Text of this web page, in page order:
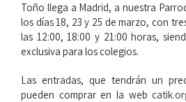
Toño llega a Madrid, a nuestra
los días 18, 23 y 25 de marzo, con
las 12:00, 18:00 y 21:00 horas,
exclusiva para los colegios.
Las entradas, que tendrán un
pueden comprar en la web